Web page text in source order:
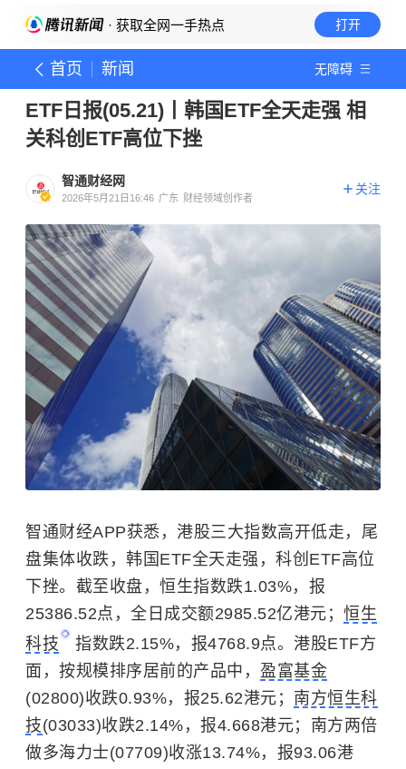
· 获取全网一手热点 打开
首页 新闻 无障碍
ETF日报(05.21)丨韩国ETF全天走强 相
关科创ETF高位下挫
智通财经网
2026年5月21日16:46 广东 财经领域创作者
关注
智通财经APP获悉，港股三大指数高开低走，尾
盘集体收跌，韩国ETF全天走强，科创ETF高位
下挫。截至收盘，恒生指数跌1.03%，报
25386.52点，全日成交额2985.52亿港元； 恒生
科技
指数跌2.15%，报4768.9点。港股ETF方
面，按规模排序居前的产品中， 盈富基金
(02800)收跌0.93%，报25.62港元； 南方恒生科
技(03033)收跌2.14%，报4.668港元；南方两倍
做多海力士(07709)收涨13.74%，报93.06港